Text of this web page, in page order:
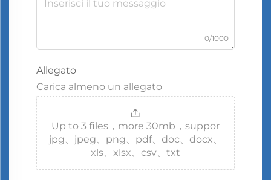
0/1000
Allegato
Carica almeno un allegato
Up to 3 files，more 30mb，suppor
jpg、jpeg、png、pdf、doc、docx、
xls、xlsx、csv、txt